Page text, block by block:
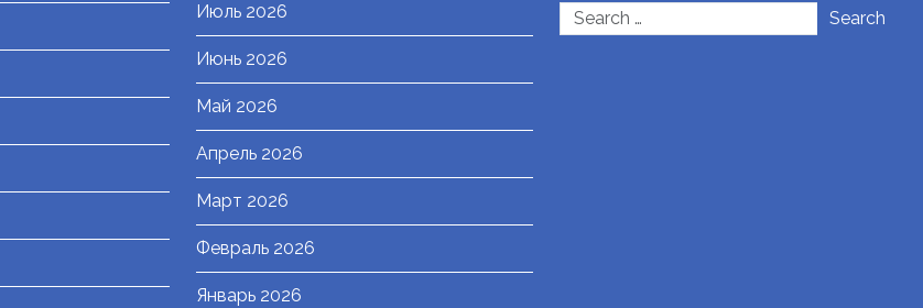
Июль 2026
Июнь 2026
Май 2026
Апрель 2026
Март 2026
Февраль 2026
Январь 2026
Search